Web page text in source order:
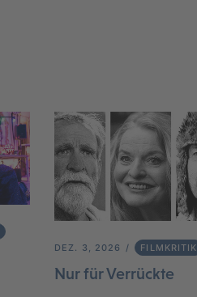
DEZ. 3, 2026 FILMKRITIK
Nur für Verrückte